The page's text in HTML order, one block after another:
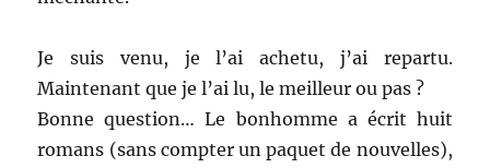
Je suis venu, je l’ai achetu, j’ai repartu.
Maintenant que je l’ai lu, le meilleur ou pas ?
Bonne question… Le bonhomme a écrit huit
romans (sans compter un paquet de nouvelles),